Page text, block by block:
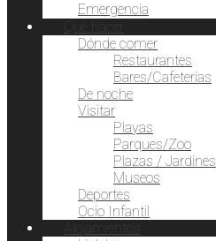
Emergencia
Qué hacer
Dónde comer
Restaurantes
Bares/Cafeterías
De noche
Visitar
Playas
Parques/Zoo
Plazas / Jardines
Museos
Deportes
Ocio Infantil
Alojamientos